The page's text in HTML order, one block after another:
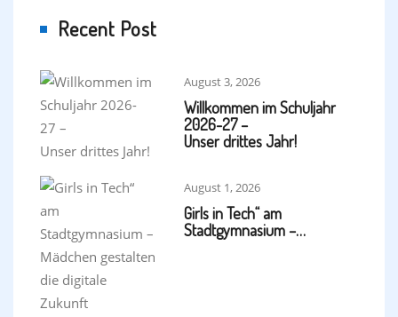
Recent Post
August 3, 2026
Willkommen im Schuljahr
2026-27 –
Unser drittes Jahr!
August 1, 2026
Girls in Tech“ am
Stadtgymnasium –…